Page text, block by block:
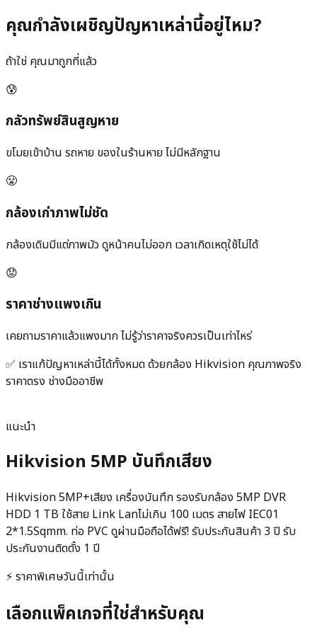
คุณกำลังเผชิญปัญหาเหล่านี้อยู่ไหม?
ถ้าใช่ คุณมาถูกที่แล้ว
😰
กลัวทรัพย์สินสูญหาย
ขโมยเข้าบ้าน รถหาย ของในร้านหาย ไม่มีหลักฐาน
😤
กล้องเก่าภาพไม่ชัด
กล้องเดิมมีแต่ภาพมัว ดูหน้าคนไม่ออก เวลาเกิดเหตุใช้ไม่ได้
😟
ราคาช่างแพงเกิน
เคยถามราคาแล้วแพงมาก ไม่รู้ว่าราคาจริงควรเป็นเท่าไหร่
✅ เราแก้ปัญหาเหล่านี้ได้ทั้งหมด ด้วยกล้อง Hikvision คุณภาพจริง
ราคาตรง ช่างมืออาชีพ
แนะนำ
Hikvision 5MP บันทึกเสียง
Hikvision 5MP+เสียง เครื่องบันทึก รองรับกล้อง 5MP DVR
HDD 1 TB ใช้สาย Link Lanไม่เกิน 100 เมตร สายไฟ IEC01
2*1.5Sqmm. ท่อ PVC ดูผ่านมือถือได้ฟรี! รับประกันสินค้า 3 ปี รับ
ประกันงานติดตั้ง 1 ปี
⚡ ราคาพิเศษวันนี้เท่านั้น
เลือกแพ็คเกจที่ใช่สำหรับคุณ